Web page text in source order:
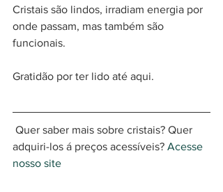
Cristais são lindos, irradiam energia por
onde passam, mas também são
funcionais.
Gratidão por ter lido até aqui.
adquiri-los á preços acessíveis? Acesse
nosso site